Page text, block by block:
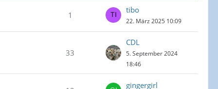
1
tibo
22. März 2025 10:09
33
CDL
5. September 2024
18:46
gingergirl